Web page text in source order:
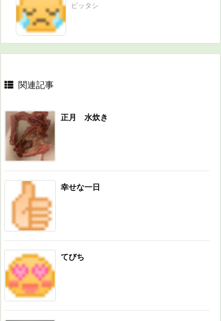
ピッタシ
関連記事
正月 水炊き
幸せな一日
てびち